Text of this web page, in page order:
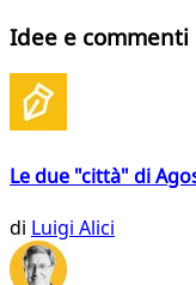
Idee e commenti
Le due "città" di
di Luigi Alici